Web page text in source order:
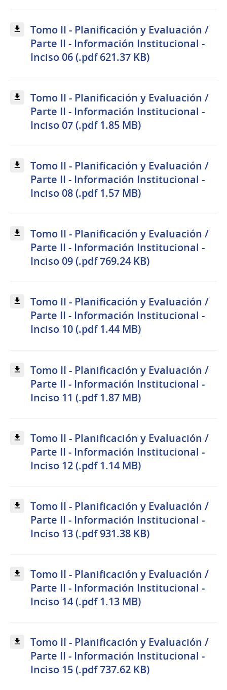
Tomo II - Planificación y Evaluación /
Parte II - Información Institucional -
Inciso 06 (.pdf 621.37 KB)
Tomo II - Planificación y Evaluación /
Parte II - Información Institucional -
Inciso 07 (.pdf 1.85 MB)
Tomo II - Planificación y Evaluación /
Parte II - Información Institucional -
Inciso 08 (.pdf 1.57 MB)
Tomo II - Planificación y Evaluación /
Parte II - Información Institucional -
Inciso 09 (.pdf 769.24 KB)
Tomo II - Planificación y Evaluación /
Parte II - Información Institucional -
Inciso 10 (.pdf 1.44 MB)
Tomo II - Planificación y Evaluación /
Parte II - Información Institucional -
Inciso 11 (.pdf 1.87 MB)
Tomo II - Planificación y Evaluación /
Parte II - Información Institucional -
Inciso 12 (.pdf 1.14 MB)
Tomo II - Planificación y Evaluación /
Parte II - Información Institucional -
Inciso 13 (.pdf 931.38 KB)
Tomo II - Planificación y Evaluación /
Parte II - Información Institucional -
Inciso 14 (.pdf 1.13 MB)
Tomo II - Planificación y Evaluación /
Parte II - Información Institucional -
Inciso 15 (.pdf 737.62 KB)